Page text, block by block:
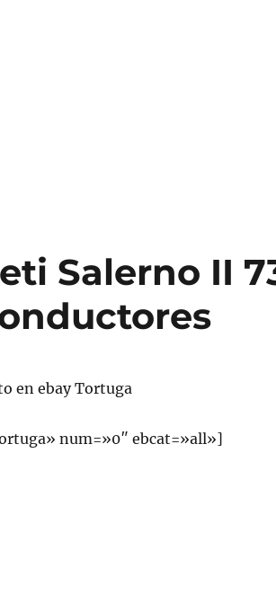
Salerno II
en ebay Tortuga
num=»0″ ebcat=»all»]